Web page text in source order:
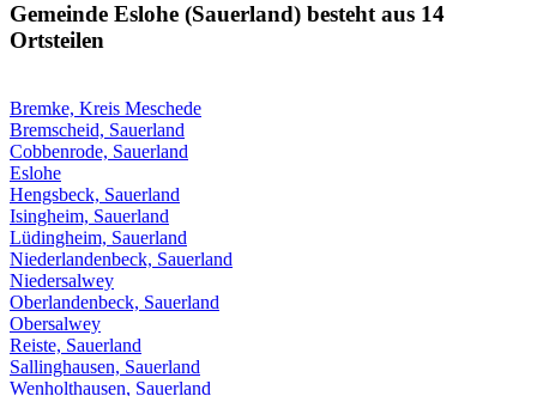
Gemeinde Eslohe (Sauerland) besteht aus 14
Ortsteilen
Bremke, Kreis Meschede
Bremscheid, Sauerland
Cobbenrode, Sauerland
Eslohe
Hengsbeck, Sauerland
Isingheim, Sauerland
Lüdingheim, Sauerland
Niederlandenbeck, Sauerland
Niedersalwey
Oberlandenbeck, Sauerland
Obersalwey
Reiste, Sauerland
Sallinghausen, Sauerland
Wenholthausen, Sauerland